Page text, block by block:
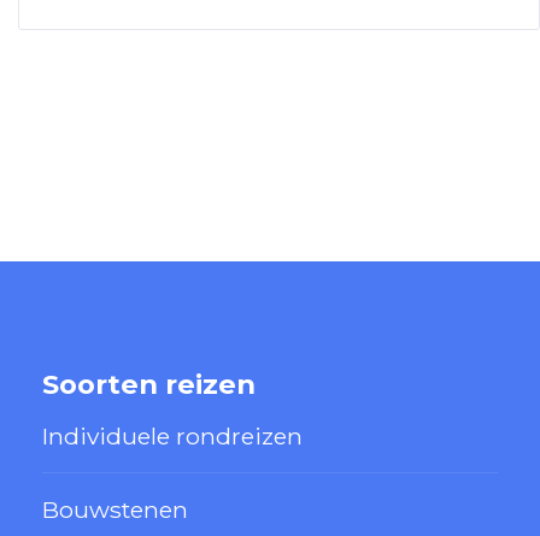
Soorten reizen
Individuele rondreizen
Bouwstenen